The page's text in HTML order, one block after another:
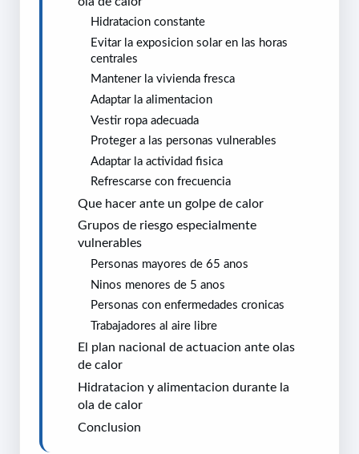
Hidratacion constante
Evitar la exposicion solar en las horas
centrales
Mantener la vivienda fresca
Adaptar la alimentacion
Vestir ropa adecuada
Proteger a las personas vulnerables
Adaptar la actividad fisica
Refrescarse con frecuencia
Que hacer ante un golpe de calor
Grupos de riesgo especialmente
vulnerables
Personas mayores de 65 anos
Ninos menores de 5 anos
Personas con enfermedades cronicas
Trabajadores al aire libre
El plan nacional de actuacion ante olas
de calor
Hidratacion y alimentacion durante la
ola de calor
Conclusion